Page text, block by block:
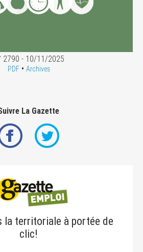
2790 - 10/11/2025
PDF• Archives
La Gazette
la territoriale à portée de
clic!